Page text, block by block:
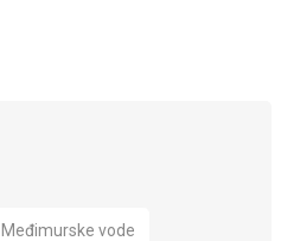
Međimurske vode